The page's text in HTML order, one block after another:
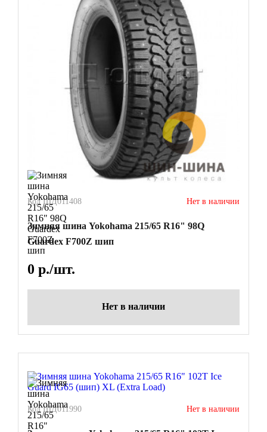
Код ШД011408 Нет в наличии
Зимняя шина Yokohama 215/65 R16" 98Q
Guardex F700Z шип
0 р./шт.
Нет в наличии
Код ШД011990 Нет в наличии